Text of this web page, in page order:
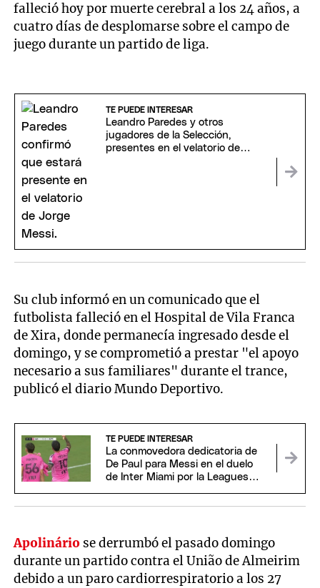
falleció hoy por muerte cerebral a los 24 años, a
cuatro días de desplomarse sobre el campo de
juego durante un partido de liga.
TE PUEDE INTERESAR
Leandro Paredes y otros
jugadores de la Selección,
presentes en el velatorio de
Su club informó en un comunicado que el
futbolista falleció en el Hospital de Vila Franca
de Xira, donde permanecía ingresado desde el
domingo, y se comprometió a prestar "el apoyo
necesario a sus familiares" durante el trance,
publicó el diario Mundo Deportivo.
TE PUEDE INTERESAR
La conmovedora dedicatoria de
De Paul para Messi en el duelo
de Inter Miami por la Leagues
Apolinário se derrumbó el pasado domingo
durante un partido contra el União de Almeirim
debido a un paro cardiorrespiratorio a los 27